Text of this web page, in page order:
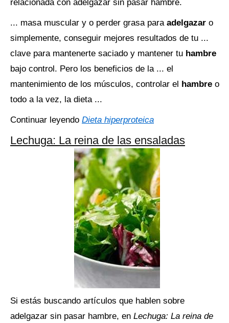
relacionada con adelgazar sin pasar hambre.
... masa muscular y o perder grasa para adelgazar o
simplemente, conseguir mejores resultados de tu ...
clave para mantenerte saciado y mantener tu hambre
bajo control. Pero los beneficios de la ... el
mantenimiento de los músculos, controlar el hambre o
todo a la vez, la dieta ...
Continuar leyendo Dieta hiperproteica
Lechuga: La reina de las ensaladas
Si estás buscando artículos que hablen sobre
adelgazar sin pasar hambre, en Lechuga: La reina de